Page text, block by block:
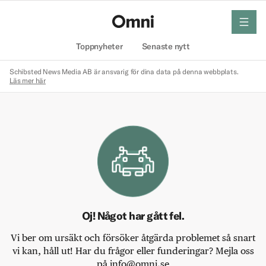
Toppnyheter Senaste nytt
meny
Schibsted News Media AB är ansvarig för dina data på denna webbplats.
Läs mer här
Oj! Något har gått fel.
Vi ber om ursäkt och försöker åtgärda problemet så snart
vi kan, håll ut! Har du frågor eller funderingar? Mejla oss